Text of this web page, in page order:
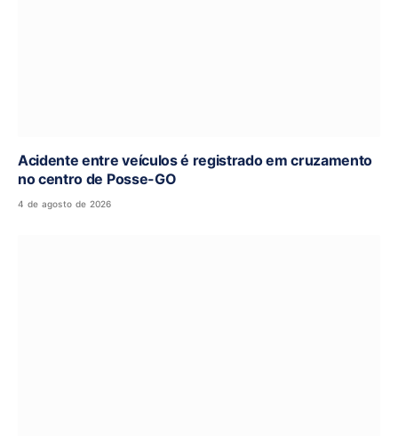
Acidente entre veículos é registrado em cruzamento
no centro de Posse-GO
4 de agosto de 2026